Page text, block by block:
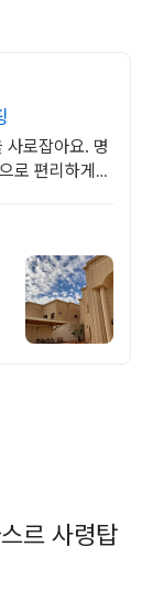
사로잡아요. 명
로 편리하게
르 사령탑